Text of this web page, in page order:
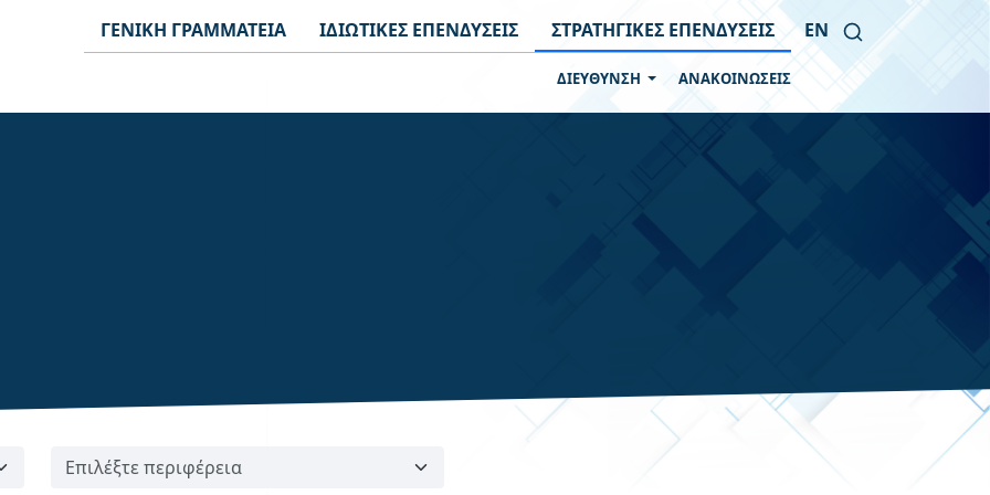
ΓΕΝΙΚΗ ΓΡΑΜΜΑΤΕΙΑ ΙΔΙΩΤΙΚΕΣ ΕΠΕΝΔΥΣΕΙΣ ΣΤΡΑΤΗΓΙΚΕΣ ΕΠΕΝΔΥΣΕΙΣ EN
ΔΙΕΥΘΥΝΣΗ ΑΝΑΚΟΙΝΩΣΕΙΣ